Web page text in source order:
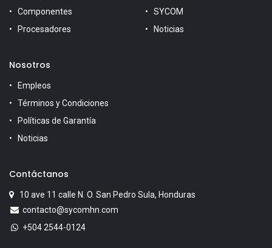
Componentes
Procesadores
SYCOM
Noticias
Nosotros
Empleos
Términos y Condiciones
Políticas de Garantía
Noticias
Contáctanos
10 ave 11 calle N. O. San Pedro Sula, Honduras
contacto@sycomhn.com
+504 2544-0124